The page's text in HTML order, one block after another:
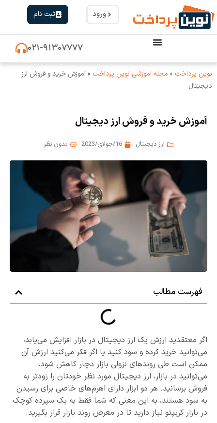
ورود ثبت نام
۰۲۱-۹۱۳۰۷۷۷۷
نوین پرداخت » مجله آموزشی نوین پرداخت »آموزش خرید و فروش ارز
دیجیتال
آموزش خرید و فروش ارز دیجیتال
ارز دیجیتال 16/جولای/2023 بدون نظر
فهرست مطالب
اگر معتقدید ارزش یک ارز دیجیتال در بازار افزایش می‌یابد،
می‌توانید خرید کرده و سود کنید یا اگر فکر می‌کنید ارزش آن
ممکن است طی روندهای نزولی بازار دچار کاهش شود،
می‌توانید در بازار، ارز دیجیتال مورد نظر خودتان را زودتر به
فروش برسانید. هر دو ابزار دارای اهرم‌های خاصی برای رسیدن
به سود هستند، به این معنی که شما فقط به یک سپرده کوچک
در بازار کریپتو نیاز دارید تا در معرض روند بازار قرار بگیرید.